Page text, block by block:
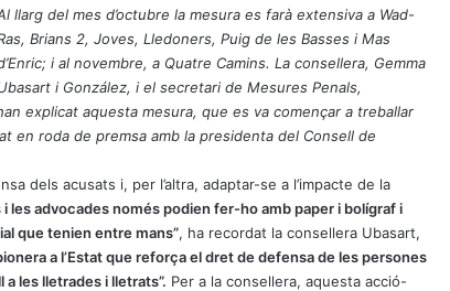
llarg del mes d’octubre la mesura es farà extensiva a Wad-
Brians 2, Joves, Lledoners, Puig de les Basses i Mas
i al novembre, a Quatre Camins. La consellera, Gemma
i González, i el secretari de Mesures Penals,
explicat aquesta mesura, que es va començar a treballar
en roda de premsa amb la presidenta del Consell de
dels acusats i, per l’altra, adaptar-se a l’impacte de la
i les advocades només podien fer-ho amb paper i bolígraf i
que tenien entre mans”, ha recordat la consellera Ubasart,
a l’Estat que reforça el dret de defensa de les persones
les lletrades i lletrats”. Per a la consellera, aquesta acció-